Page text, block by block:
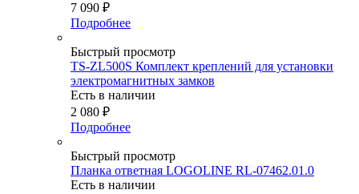
7 090 ₽
Подробнее
Быстрый просмотр
TS-ZL500S Комплект креплений для установки
электромагнитных замков
Есть в наличии
2 080 ₽
Подробнее
Быстрый просмотр
Планка ответная LOGOLINE RL-07462.01.0
Есть в наличии